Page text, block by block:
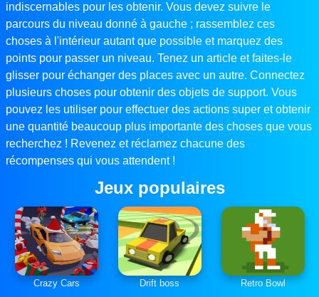
indiscernables pour les obtenir. Vous devez suivre le
parcours du niveau donné à gauche ; rassemblez ces
choses à l'intérieur autant que possible et marquez des
points pour passer un niveau. Tenez un article et faites-le
glisser pour échanger des places avec un autre. Connectez
plusieurs choses pour obtenir des objets de support. Vous
pouvez les utiliser pour effectuer des actions super et obtenir
une quantité beaucoup plus importante des choses que vous
recherchez ! Revenez et réclamez chacune des
récompenses qui vous attendent !
Jeux populaires
Crazy Cars Drift boss Retro Bowl